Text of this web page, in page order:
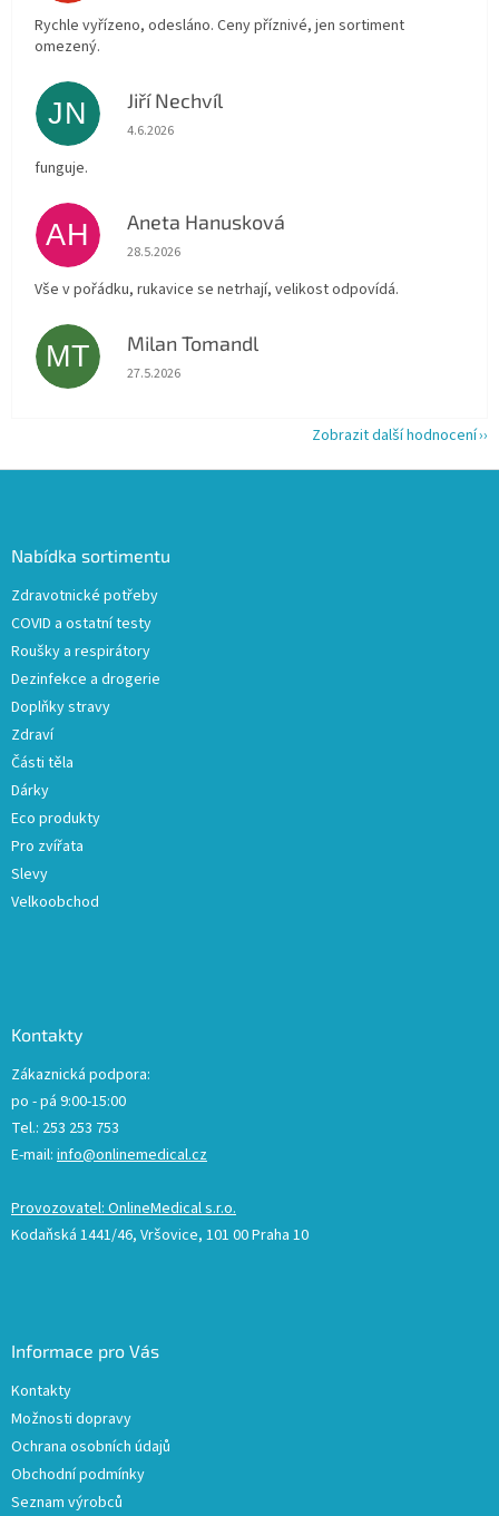
Rychle vyřízeno, odesláno. Ceny příznivé, jen sortiment
omezený.
JN Jiří Nechvíl
Hodnocení obchodu je 5 z 5 hvězdiček.
4.6.2026
funguje.
AH Aneta Hanusková
Hodnocení obchodu je 5 z 5 hvězdiček.
28.5.2026
Vše v pořádku, rukavice se netrhají, velikost odpovídá.
MT Milan Tomandl
Hodnocení obchodu je 5 z 5 hvězdiček.
27.5.2026
Zobrazit další hodnocení
Nabídka sortimentu
Zdravotnické potřeby
COVID a ostatní testy
Roušky a respirátory
Dezinfekce a drogerie
Doplňky stravy
Zdraví
Části těla
Dárky
Eco produkty
Pro zvířata
Slevy
Velkoobchod
Kontakty
Zákaznická podpora:
po - pá 9:00-15:00
Tel.: 253 253 753
E-mail: info@onlinemedical.cz
Provozovatel: OnlineMedical s.r.o.
Kodaňská 1441/46, Vršovice, 101 00 Praha 10
Informace pro Vás
Kontakty
Možnosti dopravy
Ochrana osobních údajů
Obchodní podmínky
Seznam výrobců